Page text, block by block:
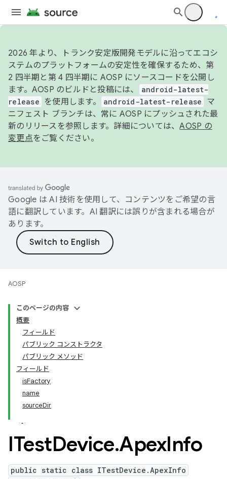
2026 年より、トランク安定版開発モデルに沿ってエコシ
ステムのプラットフォームの安定性を確保するため、第
2 四半期と第 4 四半期に AOSP にソースコードを公開し
ます。AOSP のビルドと投稿には、
android-latest-
release
を使用します。 android-latest-release
マ
ニフェスト ブランチは、常に AOSP にプッシュされた最
新のリリースを参照します。詳細については、AOSP の
変更点をご覧ください。
Google は AI 技術を使用して、コンテンツをご希望の言
語に翻訳しています。AI 翻訳には誤りが含まれる場合が
あります。
AOSP
このページの内容
概要
フィールド
パブリック コンストラクタ
パブリック メソッド
フィールド
isFactory
name
sourceDir
ITestDevice.ApexInfo
public static class ITestDevice.ApexInfo